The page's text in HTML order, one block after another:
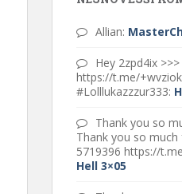
Allian:
Hey 2zpd4ix >>>
https://t.me/
#Lolllukazzzur333:
Thank you so
Thank you so
5719396 https://
Hell 3×05